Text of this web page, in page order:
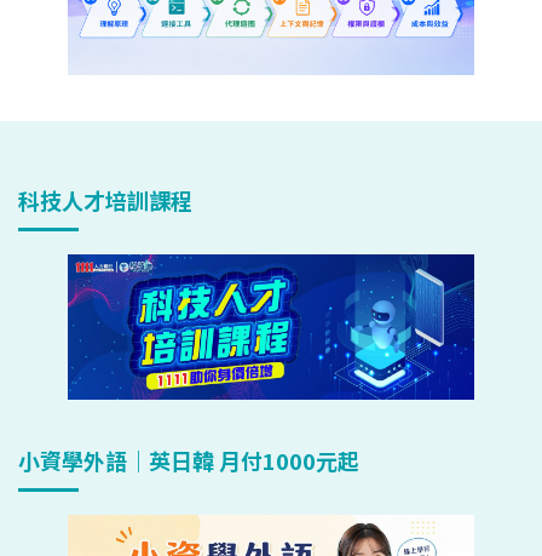
科技人才培訓課程
小資學外語｜英日韓 月付1000元起